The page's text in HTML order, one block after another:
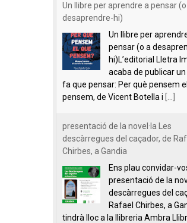
Un llibre per aprendre a pensar (o
desaprendre-hi)
Un llibre per
pensar (o a
hi)L’editorial Lletra
acaba de publicar
fa que pensar: Per què pensem
pensem, de Vicent Botella i
presentació de la novel·la Les
descàrregues del caçador, de
Chirbes, a Gandia
Ens plau convidar-
presentació de la
descàrregues del
Rafael Chirbes, a
tindrà lloc a la llibreria Ambra